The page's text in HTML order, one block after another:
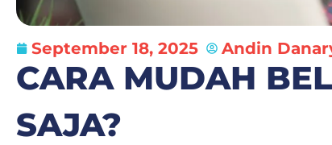
September 18, 2025 Andin
CARA MUDAH
SAJA?